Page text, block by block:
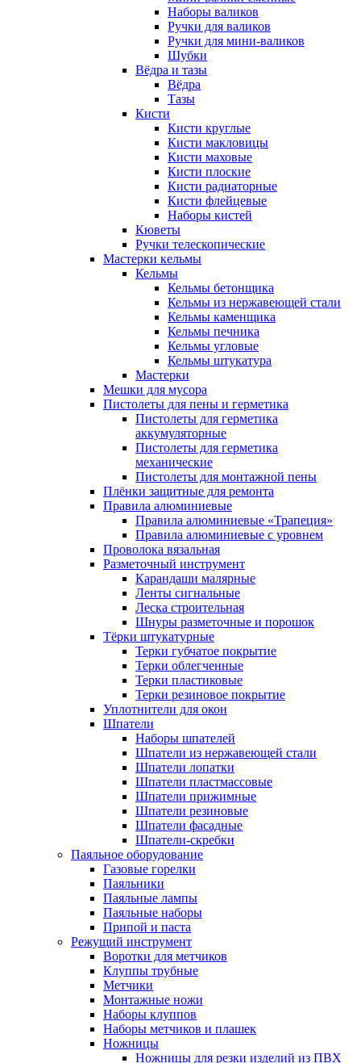
Наборы валиков
Ручки для валиков
Ручки для мини-валиков
Шубки
Вёдра и тазы
Вёдра
Тазы
Кисти
Кисти круглые
Кисти макловицы
Кисти маховые
Кисти плоские
Кисти радиаторные
Кисти флейцевые
Наборы кистей
Кюветы
Ручки телескопические
Мастерки кельмы
Кельмы
Кельмы бетонщика
Кельмы из нержавеющей стали
Кельмы каменщика
Кельмы печника
Кельмы угловые
Кельмы штукатура
Мастерки
Мешки для мусора
Пистолеты для пены и герметика
Пистолеты для герметика
аккумуляторные
Пистолеты для герметика
механические
Пистолеты для монтажной пены
Плёнки защитные для ремонта
Правила алюминиевые
Правила алюминиевые «Трапеция»
Правила алюминиевые с уровнем
Проволока вязальная
Разметочный инструмент
Карандаши малярные
Ленты сигнальные
Леска строительная
Шнуры разметочные и порошок
Тёрки штукатурные
Терки губчатое покрытие
Терки облегченные
Терки пластиковые
Терки резиновое покрытие
Уплотнители для окон
Шпатели
Наборы шпателей
Шпатели из нержавеющей стали
Шпатели лопатки
Шпатели пластмассовые
Шпатели прижимные
Шпатели резиновые
Шпатели фасадные
Шпатели-скребки
Паяльное оборудование
Газовые горелки
Паяльники
Паяльные лампы
Паяльные наборы
Припой и паста
Режущий инструмент
Воротки для метчиков
Клуппы трубные
Метчики
Монтажные ножи
Наборы клуппов
Наборы метчиков и плашек
Ножницы
Ножницы для резки изделий из ПВХ